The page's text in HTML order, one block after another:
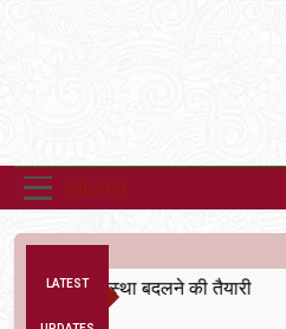
LATEST
व्यवस्था बदलने की तैयारी